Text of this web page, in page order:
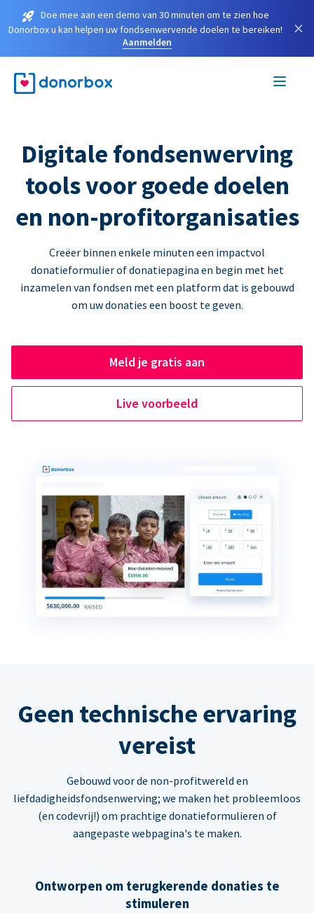
Doe mee aan een demo van 30 minuten om te zien hoe
Donorbox u kan helpen uw fondsenwervende doelen te bereiken!
Aanmelden
×
Digitale fondsenwerving
tools voor goede doelen
en non-profitorganisaties
Creëer binnen enkele minuten een impactvol
donatieformulier of donatiepagina en begin met het
inzamelen van fondsen met een platform dat is gebouwd
om uw donaties een boost te geven.
Meld je gratis aan
Live voorbeeld
Geen technische ervaring
vereist
Gebouwd voor de non-profitwereld en
liefdadigheidsfondsenwerving; we maken het probleemloos
(en codevrij!) om prachtige donatieformulieren of
aangepaste webpagina's te maken.
Ontworpen om terugkerende donaties te
stimuleren